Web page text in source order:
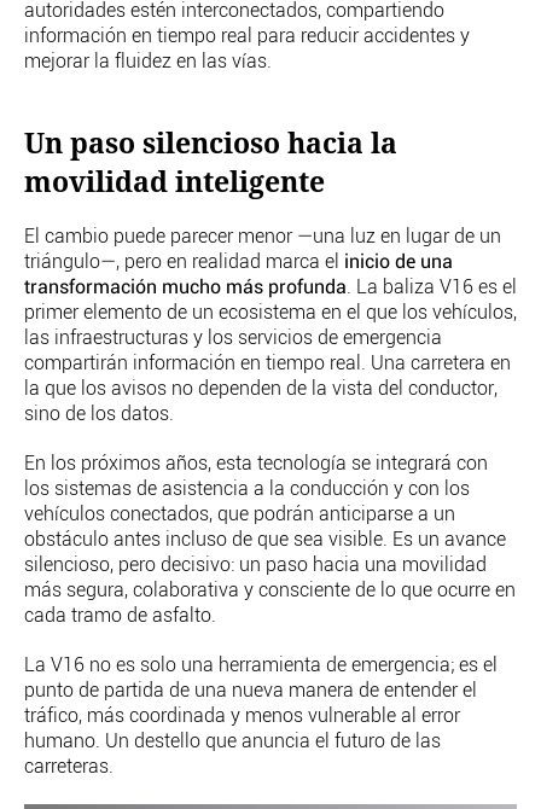
autoridades estén interconectados, compartiendo
información en tiempo real para reducir accidentes y
mejorar la fluidez en las vías.
Un paso silencioso hacia la
movilidad inteligente
El cambio puede parecer menor —una luz en lugar de un
triángulo—, pero en realidad marca el inicio de una
transformación mucho más profunda . La baliza V16 es el
primer elemento de un ecosistema en el que los vehículos,
las infraestructuras y los servicios de emergencia
compartirán información en tiempo real. Una carretera en
la que los avisos no dependen de la vista del conductor,
sino de los datos.
En los próximos años, esta tecnología se integrará con
los sistemas de asistencia a la conducción y con los
vehículos conectados, que podrán anticiparse a un
obstáculo antes incluso de que sea visible. Es un avance
silencioso, pero decisivo: un paso hacia una movilidad
más segura, colaborativa y consciente de lo que ocurre en
cada tramo de asfalto.
La V16 no es solo una herramienta de emergencia; es el
punto de partida de una nueva manera de entender el
tráfico, más coordinada y menos vulnerable al error
humano. Un destello que anuncia el futuro de las
carreteras.